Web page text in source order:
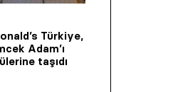
Türkiye,
Adam’ı
taşıdı